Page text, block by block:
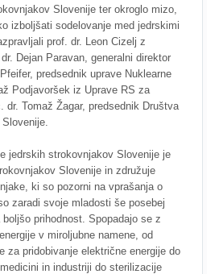
Slovenije ter okroglo mizo,
izboljšati sodelovanje med jedrskimi
prof. dr. Leon Cizelj z
Dejan Paravan, generalni direktor
predsednik uprave Nuklearne
Podjavoršek iz Uprave RS za
dr. Tomaž Žagar, predsednik Društva
jedrskih strokovnjakov Slovenije je
Slovenije in združuje
ki so pozorni na vprašanja o
zaradi svoje mladosti še posebej
prihodnost. Spopadajo se z
v miroljubne namene, od
za pridobivanje električne energije do
in industriji do sterilizacije